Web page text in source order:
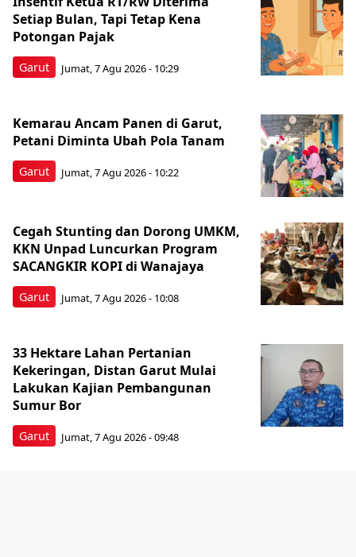
Garut
Setiap Bulan, Tapi Tetap Kena
Potongan Pajak
Jumat, 7 Agu 2026 - 10:29
Garut
Kemarau Ancam Panen di Garut,
Petani Diminta Ubah Pola Tanam
Jumat, 7 Agu 2026 - 10:22
Garut
Cegah Stunting dan Dorong UMKM,
KKN Unpad Luncurkan Program
SACANGKIR KOPI di Wanajaya
Jumat, 7 Agu 2026 - 10:08
Garut
33 Hektare Lahan Pertanian
Kekeringan, Distan Garut Mulai
Lakukan Kajian Pembangunan
Sumur Bor
Jumat, 7 Agu 2026 - 09:48